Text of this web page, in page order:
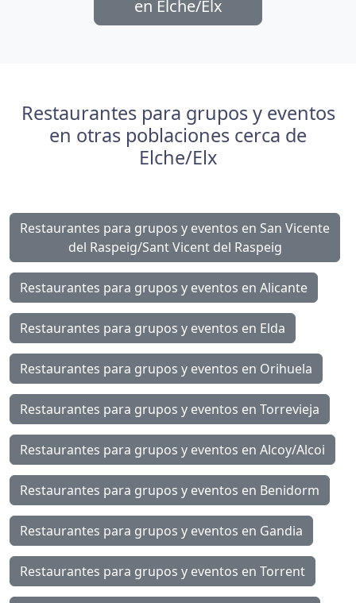
en Elche/Elx
Restaurantes para grupos y eventos
en otras poblaciones cerca de
Elche/Elx
Restaurantes para grupos y eventos en San Vicente
del Raspeig/Sant Vicent del Raspeig
Restaurantes para grupos y eventos en Alicante
Restaurantes para grupos y eventos en Elda
Restaurantes para grupos y eventos en Orihuela
Restaurantes para grupos y eventos en Torrevieja
Restaurantes para grupos y eventos en Alcoy/Alcoi
Restaurantes para grupos y eventos en Benidorm
Restaurantes para grupos y eventos en Gandia
Restaurantes para grupos y eventos en Torrent